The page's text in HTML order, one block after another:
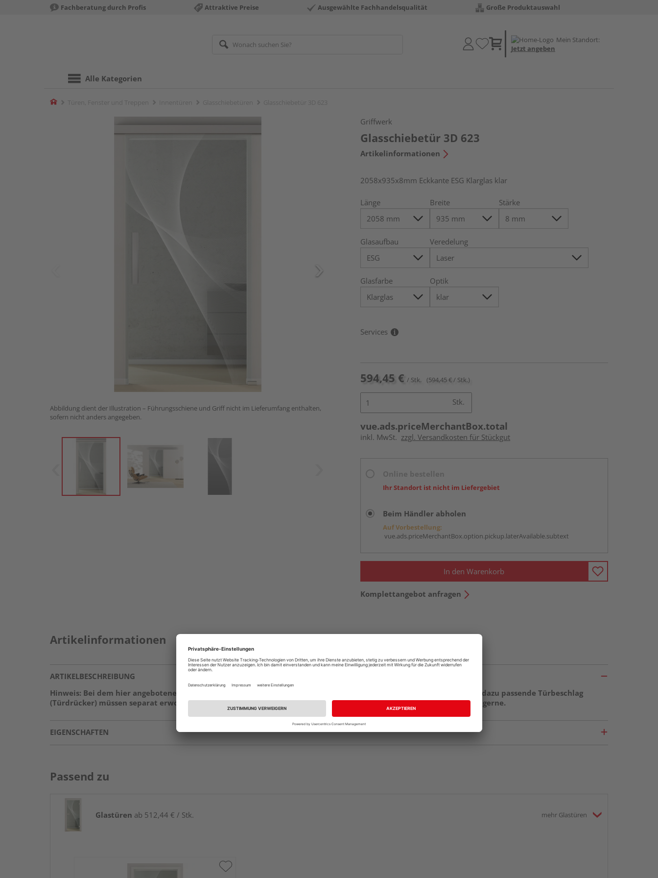
Fachberatung durch Profis Attraktive Preise Ausgewählte Fachhandelsqualität Große Produktauswahl
Mein Standort:
Jetzt angeben
Alle Kategorien
Home
Abbildung dient der Illustration – Führungsschiene und Griff nicht im Lieferumfang enthalten,
sofern nicht anders angegeben.
Griffwerk
Glasschiebetür 3D 623
Artikelinformationen
2058x935x8mm Eckkante ESG Klarglas klar
Länge Breite Stärke
Glasaufbau Veredelung
Glasfarbe Optik
Services
594,45 € / Stk. (594,45 € / Stk.)
Stk.
vue.ads.priceMerchantBox.total
inkl. MwSt. zzgl. Versandkosten für Stückgut
Ihr Standort ist nicht im Liefergebiet
Beim Händler abholen
Auf Vorbestellung:
vue.ads.priceMerchantBox.option.pickup.laterAvailable.subtext
In den Warenkorb
Komplettangebot anfragen
Artikelinformationen
ARTIKELBESCHREIBUNG
Hinweis: Bei dem hier angebotenen Produkt handelt es sich nur um ein Türblatt, die dazu passende Zarge sowie der dazu passende Türbeschlag
(Türdrücker) müssen separat erworben werden, sofern nicht bereits vorhanden. Ihr HolzLand-Fachhändler berät Sie gerne.
EIGENSCHAFTEN
Passend zu
Glastüren ab 512,44 € / Stk. mehr Glastüren